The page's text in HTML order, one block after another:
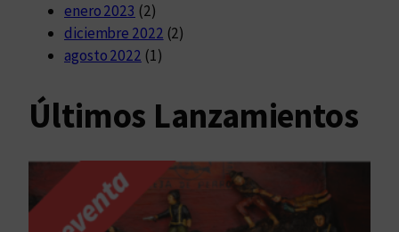
enero 2023 (2)
diciembre 2022 (2)
agosto 2022 (1)
Últimos Lanzamientos